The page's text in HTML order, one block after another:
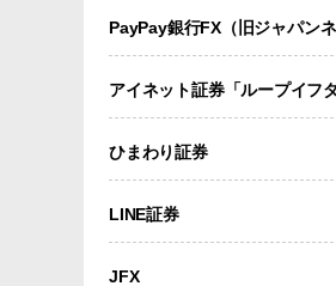
PayPay銀行FX（旧ジャパンネ
アイネット証券「ループイフ
ひまわり証券
LINE証券
JFX